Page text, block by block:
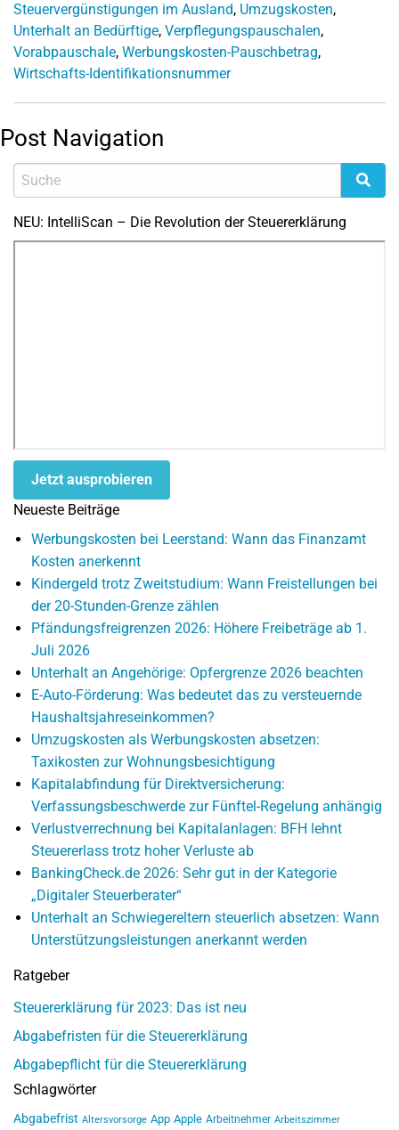
Steuervergünstigungen im Ausland, Umzugskosten,
Unterhalt an Bedürftige, Verpflegungspauschalen,
Vorabpauschale, Werbungskosten-Pauschbetrag,
Wirtschafts-Identifikationsnummer
Post Navigation
NEU: IntelliScan – Die Revolution der Steuererklärung
Jetzt ausprobieren
Neueste Beiträge
Werbungskosten bei Leerstand: Wann das Finanzamt
Kosten anerkennt
Kindergeld trotz Zweitstudium: Wann Freistellungen bei
der 20-Stunden-Grenze zählen
Pfändungsfreigrenzen 2026: Höhere Freibeträge ab 1.
Juli 2026
Unterhalt an Angehörige: Opfergrenze 2026 beachten
E-Auto-Förderung: Was bedeutet das zu versteuernde
Haushaltsjahreseinkommen?
Umzugskosten als Werbungskosten absetzen:
Taxikosten zur Wohnungsbesichtigung
Kapitalabfindung für Direktversicherung:
Verfassungsbeschwerde zur Fünftel-Regelung anhängig
Verlustverrechnung bei Kapitalanlagen: BFH lehnt
Steuererlass trotz hoher Verluste ab
BankingCheck.de 2026: Sehr gut in der Kategorie
„Digitaler Steuerberater“
Unterhalt an Schwiegereltern steuerlich absetzen: Wann
Unterstützungsleistungen anerkannt werden
Ratgeber
Steuererklärung für 2023: Das ist neu
Abgabefristen für die Steuererklärung
Abgabepflicht für die Steuererklärung
Schlagwörter
Abgabefrist Altersvorsorge App Apple Arbeitnehmer Arbeitszimmer